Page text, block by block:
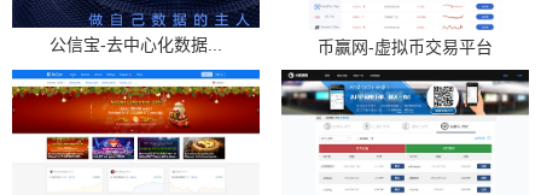
公信宝-去中心化数据... 币赢网-虚拟币交易平台